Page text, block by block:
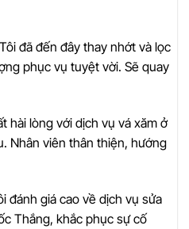
đã đến đây thay nhớt và lọc
phục vụ tuyệt vời. Sẽ quay
hài lòng với dịch vụ vá xăm ở
Nhân viên thân thiện, hướng
đánh giá cao về dịch vụ sửa
Thắng, khắc phục sự cố